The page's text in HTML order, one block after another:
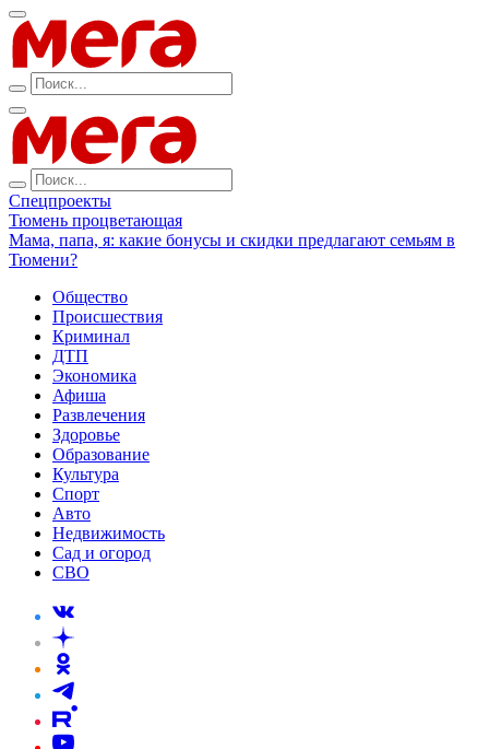
Спецпроекты
Тюмень процветающая
Мама, папа, я: какие бонусы и скидки предлагают семьям в
Тюмени?
Общество
Происшествия
Криминал
ДТП
Экономика
Афиша
Развлечения
Здоровье
Образование
Культура
Спорт
Авто
Недвижимость
Сад и огород
СВО